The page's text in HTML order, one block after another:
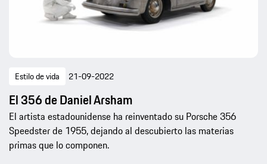
Estilo de vida 21-09-2022
El 356 de Daniel Arsham
El artista estadounidense ha reinventado su Porsche 356
Speedster de 1955, dejando al descubierto las materias
primas que lo componen.